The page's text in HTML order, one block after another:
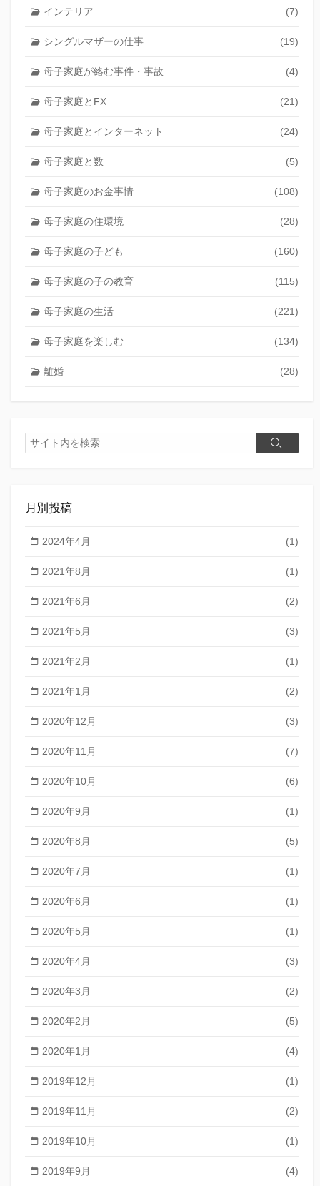
インテリア (7)
シングルマザーの仕事 (19)
母子家庭が絡む事件・事故 (4)
母子家庭とFX (21)
母子家庭とインターネット (24)
母子家庭と数 (5)
母子家庭のお金事情 (108)
母子家庭の住環境 (28)
母子家庭の子ども (160)
母子家庭の子の教育 (115)
母子家庭の生活 (221)
母子家庭を楽しむ (134)
離婚 (28)
検
索
検
月別投稿
2024年4月 (1)
2021年8月 (1)
2021年6月 (2)
2021年5月 (3)
2021年2月 (1)
2021年1月 (2)
2020年12月 (3)
2020年11月 (7)
2020年10月 (6)
2020年9月 (1)
2020年8月 (5)
2020年7月 (1)
2020年6月 (1)
2020年5月 (1)
2020年4月 (3)
2020年3月 (2)
2020年2月 (5)
2020年1月 (4)
2019年12月 (1)
2019年11月 (2)
2019年10月 (1)
2019年9月 (4)